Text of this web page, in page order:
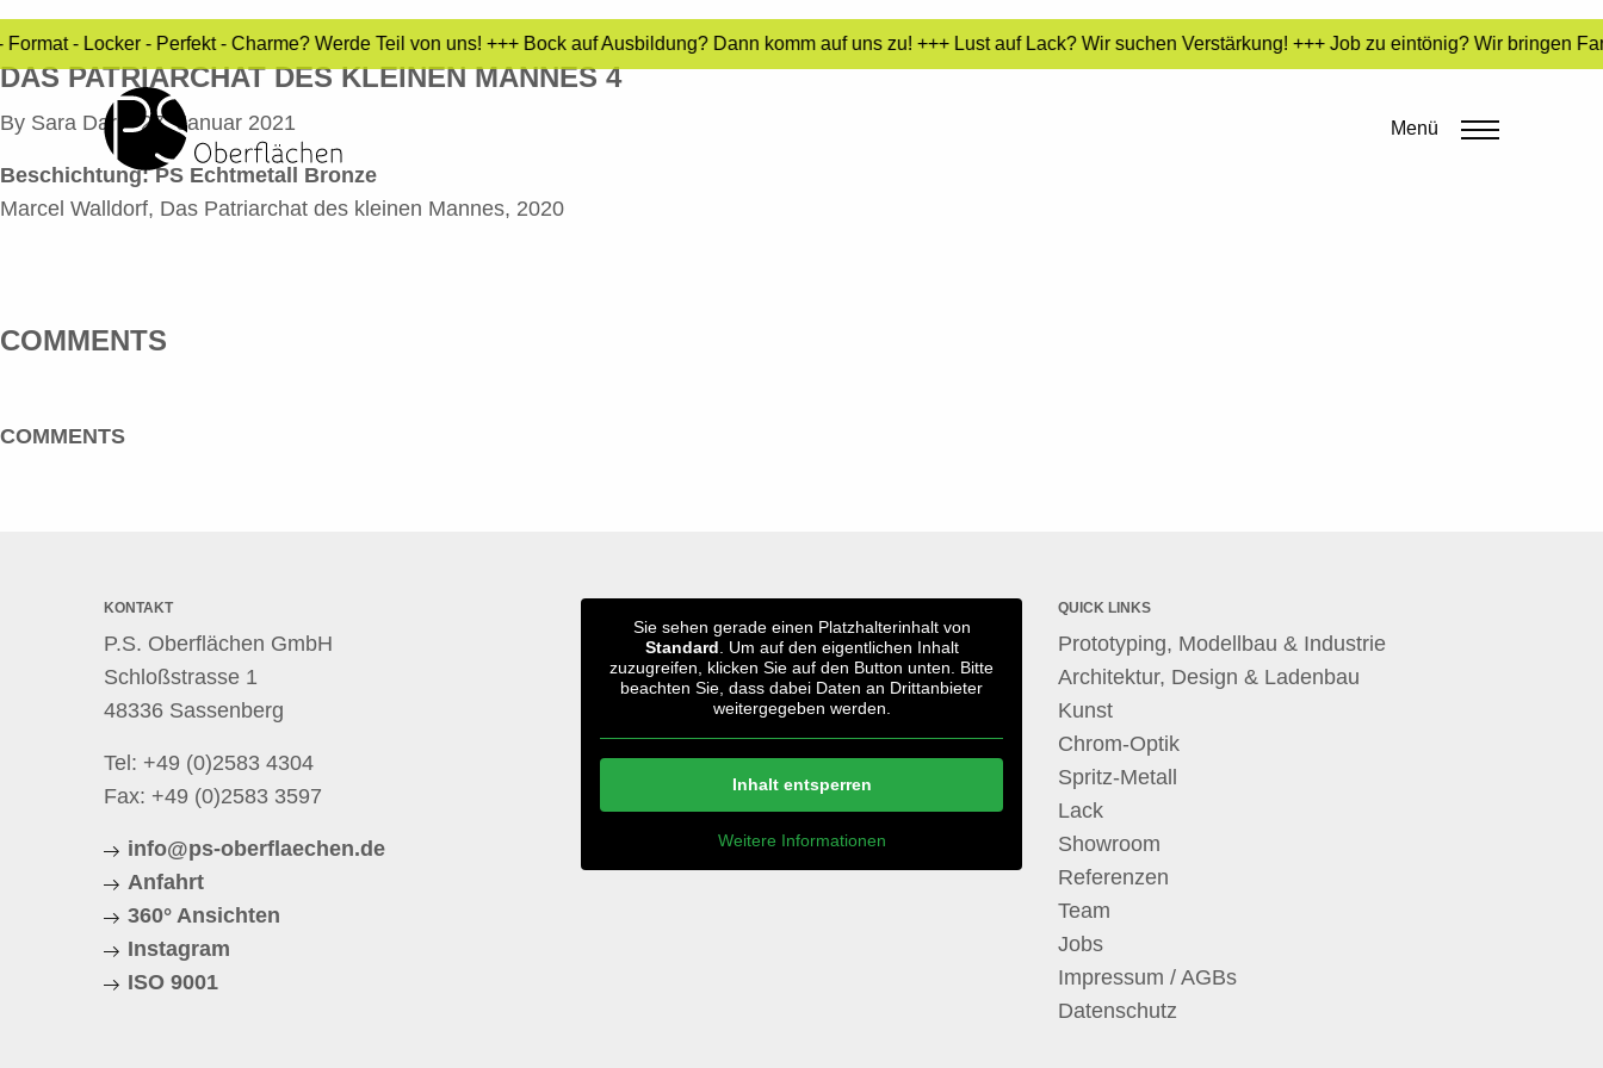
- Locker - Perfekt - Charme? Werde Teil von uns! +++ Bock auf Ausbildung? Dann komm auf uns zu! +++ Lust auf Lack? Wir suchen Verstärkung! +++ Job zu eintönig? Wir bringen
Menü
DAS PATRIARCHAT DES KLEINEN MANNES 4
By Sara Dari•27. Januar 2021
Beschichtung: PS Echtmetall Bronze
Marcel Walldorf, Das Patriarchat des kleinen Mannes, 2020
COMMENTS
COMMENTS
KONTAKT
P.S. Oberflächen GmbH
Schloßstrasse 1
48336 Sassenberg
Tel: +49 (0)2583 4304
Fax: +49 (0)2583 3597
info@ps-oberflaechen.de
Anfahrt
360° Ansichten
Instagram
ISO 9001
Sie sehen gerade einen Platzhalterinhalt von
Standard . Um auf den eigentlichen Inhalt
zuzugreifen, klicken Sie auf den Button unten. Bitte
beachten Sie, dass dabei Daten an Drittanbieter
weitergegeben werden.
Inhalt entsperren
Weitere Informationen
QUICK LINKS
Prototyping, Modellbau & Industrie
Architektur, Design & Ladenbau
Kunst
Chrom-Optik
Spritz-Metall
Lack
Showroom
Referenzen
Team
Jobs
Impressum / AGBs
Datenschutz